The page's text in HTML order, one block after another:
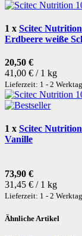
1 x Scitec
Erdbeere weiße
20,50 €
41,00 € / 1 kg
Lieferzeit: 1 - 2
1 x Scitec
Vanille
73,90 €
31,45 € / 1 kg
Lieferzeit: 1 - 2
Ähnliche Artikel